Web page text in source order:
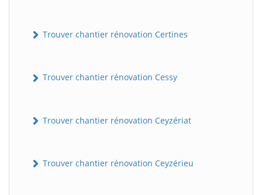
Trouver chantier rénovation Certines
Trouver chantier rénovation Cessy
Trouver chantier rénovation Ceyzériat
Trouver chantier rénovation Ceyzérieu